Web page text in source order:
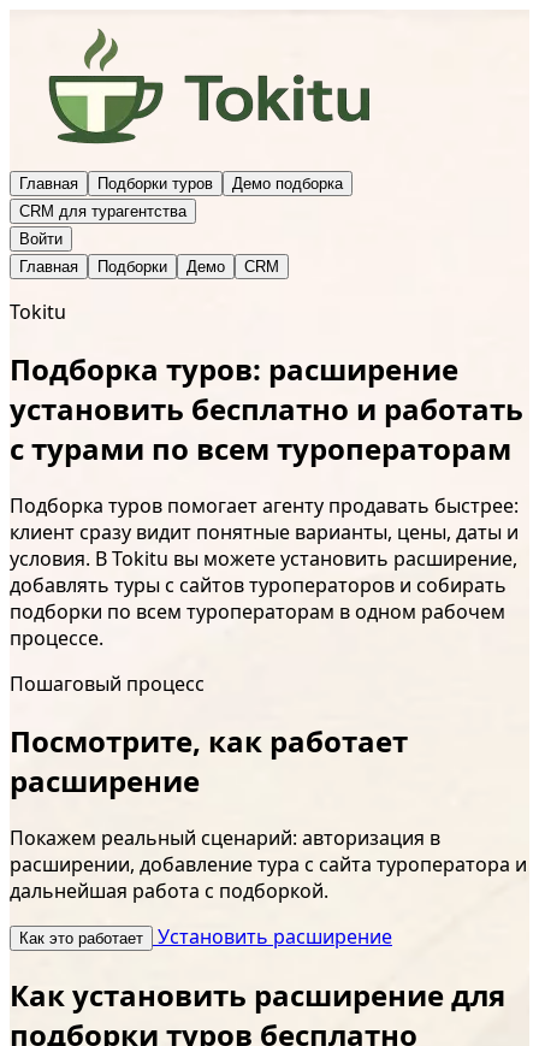
Главная Подборки туров
Демо подборка
CRM для турагентства
Войти
Главная
Подборки Демо CRM
Tokitu
Подборка туров: расширение
установить бесплатно и работать
с турами по всем туроператорам
Подборка туров помогает агенту продавать быстрее:
клиент сразу видит понятные варианты, цены, даты и
условия. В Tokitu вы можете установить расширение,
добавлять туры с сайтов туроператоров и собирать
подборки по всем туроператорам в одном рабочем
процессе.
Пошаговый процесс
Посмотрите, как работает
расширение
Покажем реальный сценарий: авторизация в
расширении, добавление тура с сайта туроператора и
дальнейшая работа с подборкой.
Как это работает Установить расширение
Как установить расширение для
подборки туров бесплатно